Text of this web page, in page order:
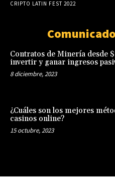
CRIPTO LATIN FEST 2022
Contratos de Minería desde
invertir y ganar ingresos
8 diciembre, 2023
¿Cuáles son los mejores
casinos online?
15 octubre, 2023